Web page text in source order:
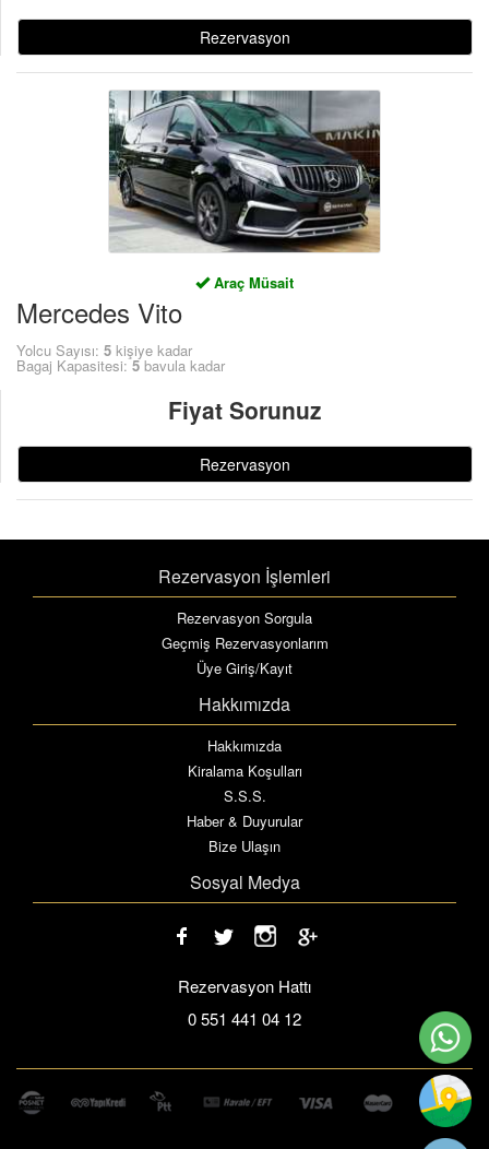
Rezervasyon
Araç Müsait
Mercedes Vito
Yolcu Sayısı: 5 kişiye kadar
Bagaj Kapasitesi:5bavula kadar
Fiyat Sorunuz
Rezervasyon
Rezervasyon İşlemleri
Rezervasyon Sorgula
Geçmiş Rezervasyonlarım
Üye Giriş/Kayıt
Hakkımızda
Hakkımızda
Kiralama Koşulları
S.S.S.
Haber & Duyurular
Bize Ulaşın
Sosyal Medya
Rezervasyon Hattı
0 551 441 04 12